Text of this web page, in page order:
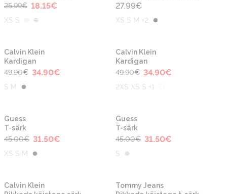
25.99€ 18.15€
XS S
27.99€
XS S M +2
-30%
Calvin Klein
Kardigan
49.90€ 34.90€
S M
-30%
Calvin Klein
Kardigan
49.90€ 34.90€
2XS XS S +1
Guess
T-särk
45.00€ 31.50€
XS S M
Guess
T-särk
45.00€ 31.50€
S
-30%
Calvin Klein
Tommy Jeans